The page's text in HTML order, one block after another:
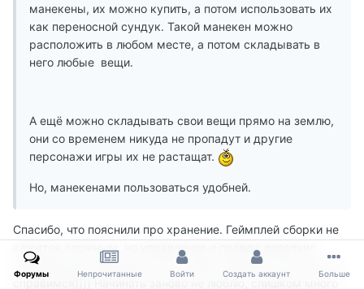
манекены, их можно купить, а потом использовать их
как переносной сундук. Такой манекен можно
расположить в любом месте, а потом складывать в
него любые вещи.
А ещё можно складывать свои вещи прямо на землю,
они со временем никуда не пропадут и другие
персонажи игры их не растащат.
Но, манекенами пользоваться удобней.
Спасибо, что пояснили про хранение. Геймплей сборки не
кажется сложным, но управление и правда довольно
непривычное, впрочем в ГТА с этим гораздо хуже, так что
справимся)))) Начинать заново не люблю, слишком много
Форумы Непрочитанные Войти Создать аккаунт Больше